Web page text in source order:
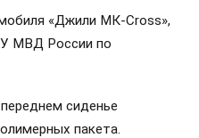
«Джили МК-Cross»,
МВД России по
сиденье
пакета.